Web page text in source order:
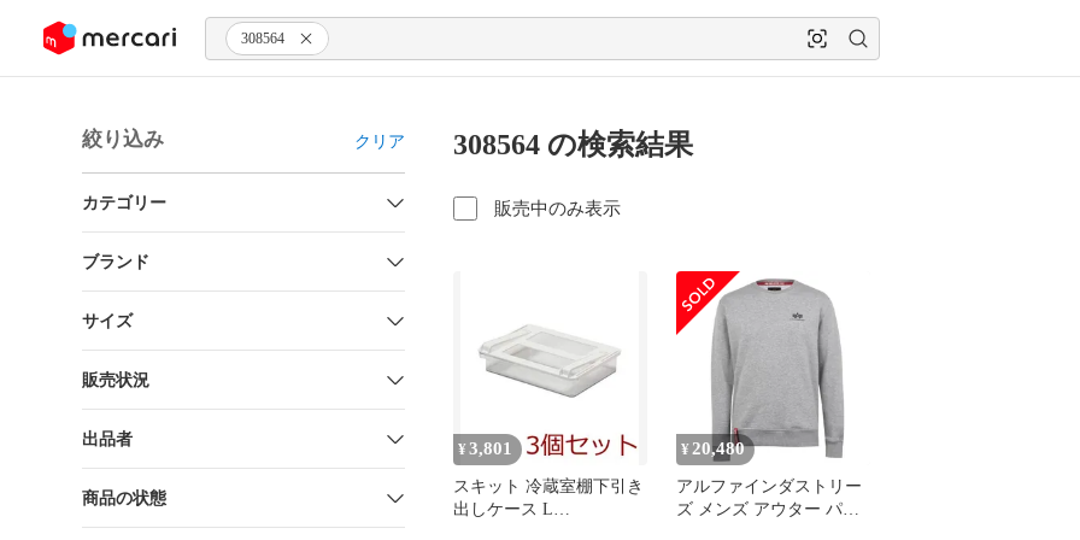
ツにスキップ 308564
絞り込み クリア
カテゴリー
ブランド
サイズ
販売状況
出品者
商品の状態
308564 の検索結果
販売中のみ表示
¥ 3,801
スキット 冷蔵室棚下引き
出しケース L
¥ 20,480
アルファインダストリー
ズ メンズ アウター パー